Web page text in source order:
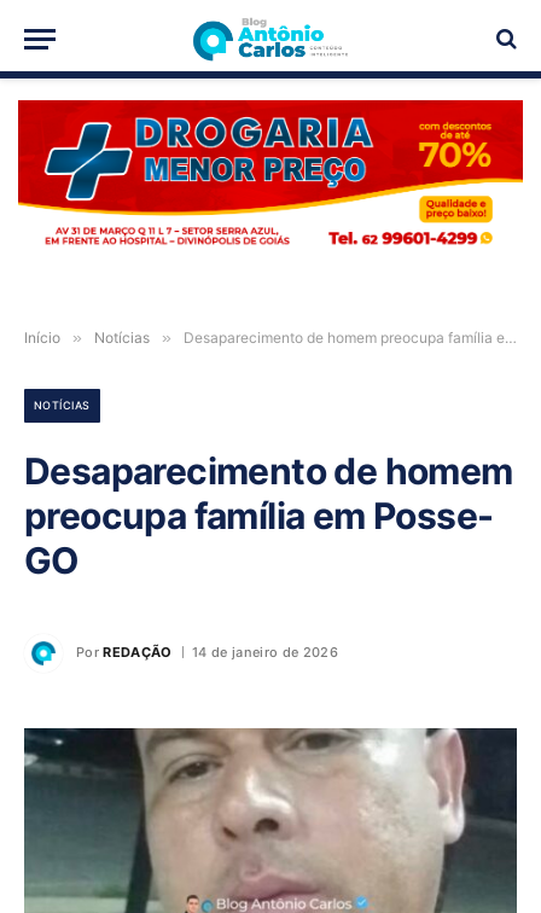
PUBLICIDADE
Início » Notícias » Desaparecimento de homem preocupa família em Posse-GO
NOTÍCIAS
Desaparecimento de homem
preocupa família em Posse-
GO
Por REDAÇÃO 14 de janeiro de 2026